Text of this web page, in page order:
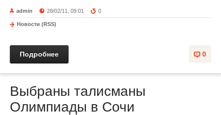
admin 28/02/11, 09:01 0
Новости (RSS)
0
Подробнее
Выбраны талисманы
Олимпиады в Сочи